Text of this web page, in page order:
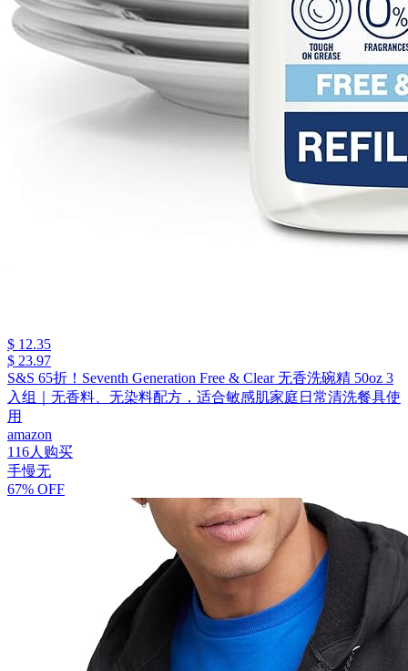
$ 12.35
$ 23.97
S&S 65折！Seventh Generation Free & Clear 无香洗碗精 50oz 3
入组｜无香料、无染料配方，适合敏感肌家庭日常清洗餐具使
用
amazon
116人购买
手慢无
67% OFF